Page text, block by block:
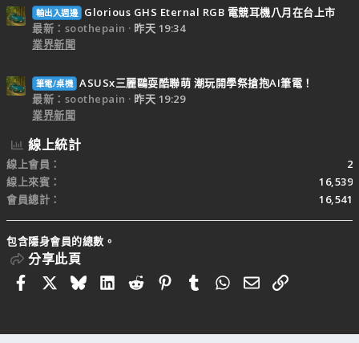
輸出入週邊
Glorious GHS Eternal RGB 電競耳機八月在台上市
最新：soothepain
昨天 19:34
業界新聞
筆電/桌機 ASUSx三麗鷗耍酷聯萌 潮玩開學祭搶抱AI筆電！
最新：soothepain
昨天 19:29
業界新聞
線上統計
線上會員
2
線上來賓
16,539
會員總計
16,541
包含隱身會員的總數。
分享此頁
FacebookBlueskyLinkedIn
RedditPinterestTumblrWhatsApp
電子郵件
連結